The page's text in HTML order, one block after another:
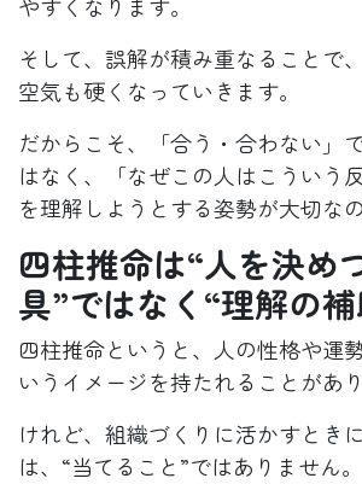
やすくなります。
そして、誤解が積み重なることで
空気も硬くなっていきます。
だからこそ、「合う・合わない」
はなく、「なぜこの人はこういう
を理解しようとする姿勢が大切なの
四柱推命は“人を決め
具”ではなく“理解の
四柱推命というと、人の性格や運
いうイメージを持たれることがあり
けれど、組織づくりに活かすとき
は、“当てること”ではありません。